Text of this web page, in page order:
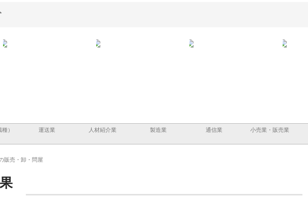
） 運送業 人材紹介業 製造業 通信業 小売業・販売業
販売・卸・問屋